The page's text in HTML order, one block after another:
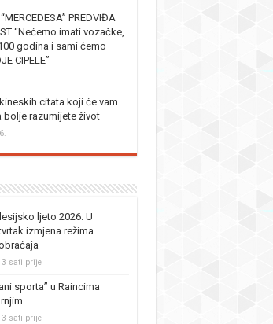
PREDVIĐA
“Nećemo imati vozačke,
godina i sami ćemo
CIPELE”
citata koji će vam
razumijete život
ljeto 2026: U
izmjena režima
sati prije
sporta” u Raincima
sati prije